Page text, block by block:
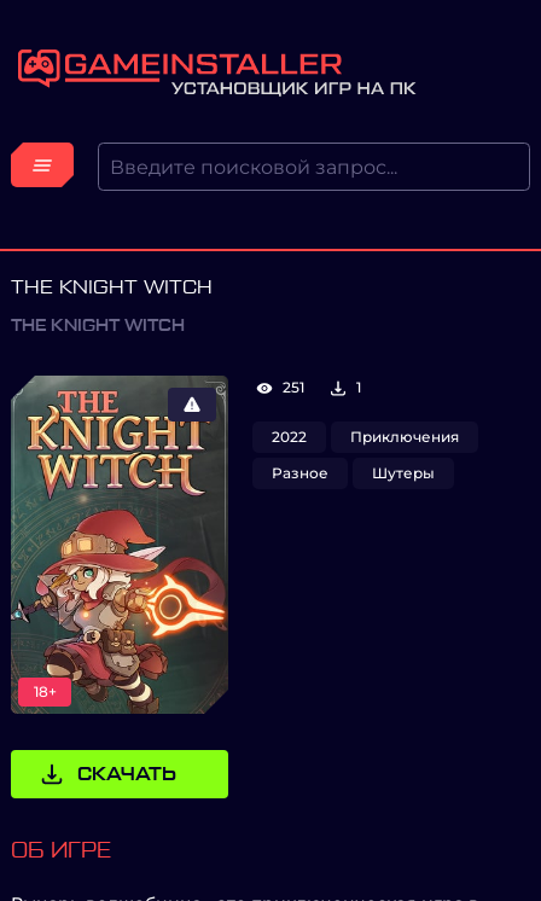
THE KNIGHT WITCH
THE KNIGHT WITCH
18+
СКАЧАТЬ
251 1
2022
Приключения
Разное
Шутеры
ОБ ИГРЕ